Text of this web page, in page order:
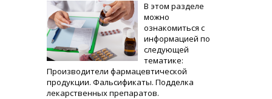
В этом разделе
можно
ознакомиться с
информацией по
следующей
тематике:
Производители фармацевтической
продукции. Фальсификаты. Подделка
лекарственных препаратов.